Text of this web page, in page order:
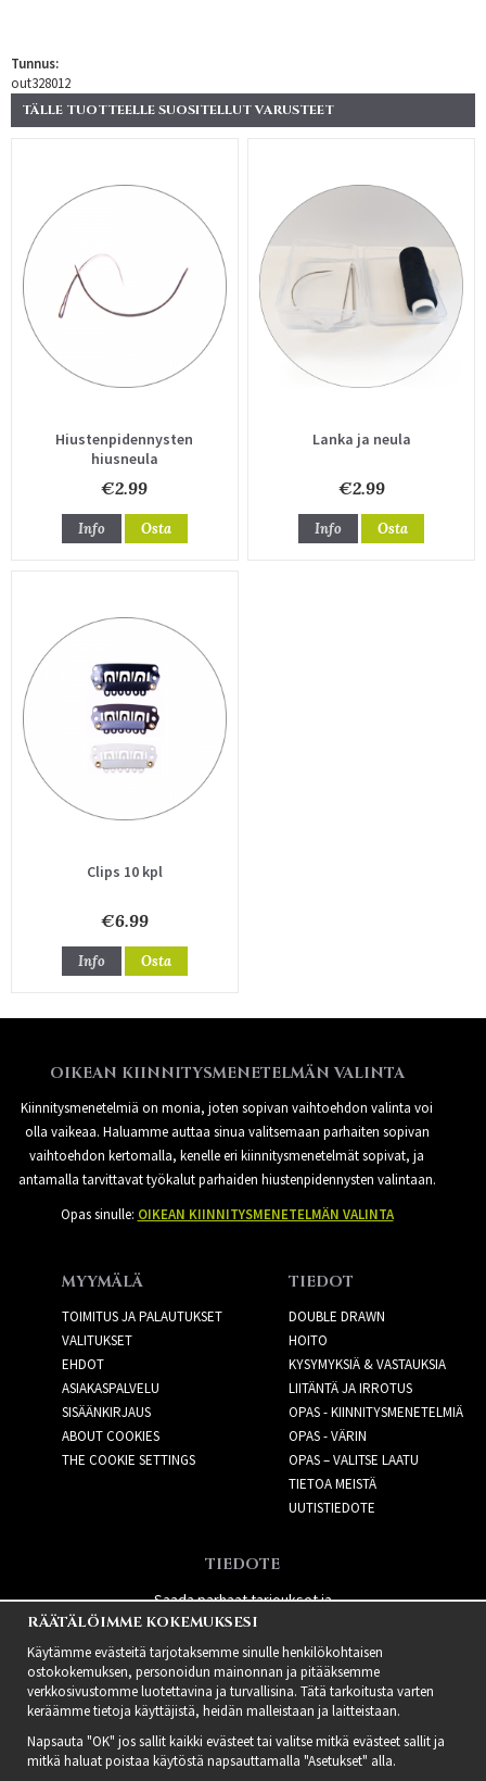
Tunnus:
out328012
TÄLLE TUOTTEELLE SUOSITELLUT VARUSTEET
Hiustenpidennysten
hiusneula
€2.99
Info Osta
Lanka ja neula
€2.99
Info Osta
Clips 10 kpl
€6.99
Info Osta
OIKEAN KIINNITYSMENETELMÄN VALINTA
Kiinnitysmenetelmiä on monia, joten sopivan vaihtoehdon valinta voi
olla vaikeaa. Haluamme auttaa sinua valitsemaan parhaiten sopivan
vaihtoehdon kertomalla, kenelle eri kiinnitysmenetelmät sopivat, ja
antamalla tarvittavat työkalut parhaiden hiustenpidennysten valintaan.
Opas sinulle: OIKEAN KIINNITYSMENETELMÄN VALINTA
MYYMÄLÄ
TOIMITUS JA PALAUTUKSET
VALITUKSET
EHDOT
ASIAKASPALVELU
SISÄÄNKIRJAUS
ABOUT COOKIES
THE COOKIE SETTINGS
TIEDOT
DOUBLE DRAWN
HOITO
KYSYMYKSIÄ & VASTAUKSIA
LIITÄNTÄ JA IRROTUS
OPAS - KIINNITYSMENETELMIÄ
OPAS - VÄRIN
OPAS – VALITSE LAATU
TIETOA MEISTÄ
UUTISTIEDOTE
TIEDOTE
Saada parhaat tarjoukset ja
uusia tuotteita!
RÄÄTÄLÖIMME KOKEMUKSESI
Käytämme evästeitä tarjotaksemme sinulle henkilökohtaisen
ostokokemuksen, personoidun mainonnan ja pitääksemme
verkkosivustomme luotettavina ja turvallisina. Tätä tarkoitusta varten
keräämme tietoja käyttäjistä, heidän malleistaan ​​ja laitteistaan.
Napsauta "OK" jos sallit kaikki evästeet tai valitse mitkä evästeet sallit ja
mitkä haluat poistaa käytöstä napsauttamalla "Asetukset" alla.